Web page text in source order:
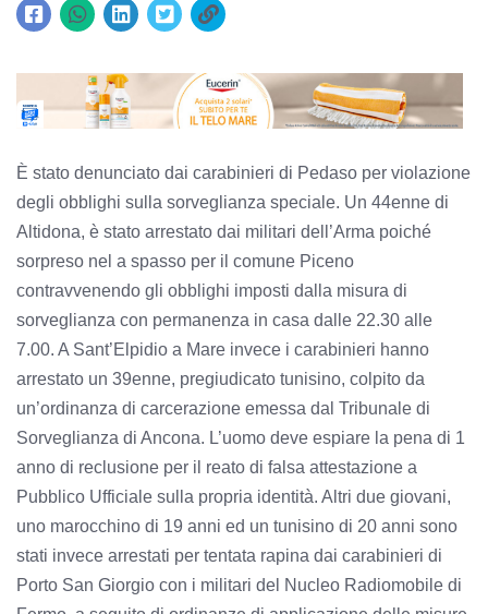
È stato denunciato dai carabinieri di Pedaso per violazione
degli obblighi sulla sorveglianza speciale. Un 44enne di
Altidona, è stato arrestato dai militari dell’Arma poiché
sorpreso nel a spasso per il comune Piceno
contravvenendo gli obblighi imposti dalla misura di
sorveglianza con permanenza in casa dalle 22.30 alle
7.00. A Sant’Elpidio a Mare invece i carabinieri hanno
arrestato un 39enne, pregiudicato tunisino, colpito da
un’ordinanza di carcerazione emessa dal Tribunale di
Sorveglianza di Ancona. L’uomo deve espiare la pena di 1
anno di reclusione per il reato di falsa attestazione a
Pubblico Ufficiale sulla propria identità. Altri due giovani,
uno marocchino di 19 anni ed un tunisino di 20 anni sono
stati invece arrestati per tentata rapina dai carabinieri di
Porto San Giorgio con i militari del Nucleo Radiomobile di